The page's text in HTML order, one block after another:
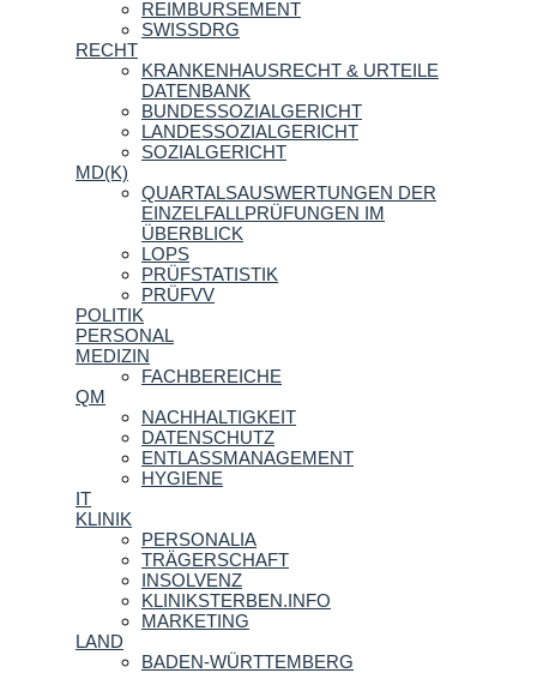
REIMBURSEMENT
SWISSDRG
RECHT
KRANKENHAUSRECHT & URTEILE
DATENBANK
BUNDESSOZIALGERICHT
LANDESSOZIALGERICHT
SOZIALGERICHT
MD(K)
QUARTALSAUSWERTUNGEN DER
EINZELFALLPRÜFUNGEN IM
ÜBERBLICK
LOPS
PRÜFSTATISTIK
PRÜFVV
POLITIK
PERSONAL
MEDIZIN
FACHBEREICHE
QM
NACHHALTIGKEIT
DATENSCHUTZ
ENTLASSMANAGEMENT
HYGIENE
IT
KLINIK
PERSONALIA
TRÄGERSCHAFT
INSOLVENZ
KLINIKSTERBEN.INFO
MARKETING
LAND
BADEN-WÜRTTEMBERG